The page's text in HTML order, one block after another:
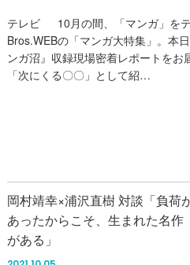
テレビ 10月の間、「マンガ」を
Bros.WEBの「マンガ大特集」。本
ンガ沼』収録現場密着レポートを
「次にくる〇〇」として紹…
岡村靖幸×浦沢直樹 対談「負荷
あったからこそ、生まれた名作
がある」